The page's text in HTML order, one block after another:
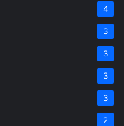
4
3
3
3
3
2